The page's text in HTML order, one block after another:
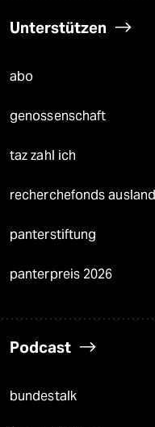
Unterstützen
abo
genossenschaft
taz zahl ich
recherchefonds ausland
panterstiftung
panterpreis 2026
Podcast
bundestalk